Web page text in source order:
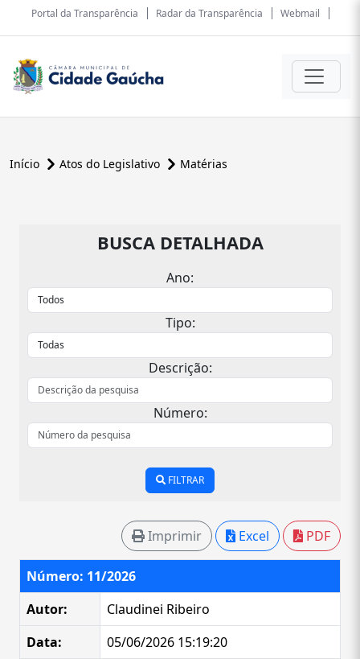
Portal da Transparência Radar da Transparência Webmail
Início Atos do Legislativo Matérias
BUSCA DETALHADA
Ano:
Tipo:
Descrição:
Número:
FILTRAR
Imprimir Excel PDF
Número: 11/2026
Autor:
Claudinei Ribeiro
Data:
05/06/2026 15:19:20